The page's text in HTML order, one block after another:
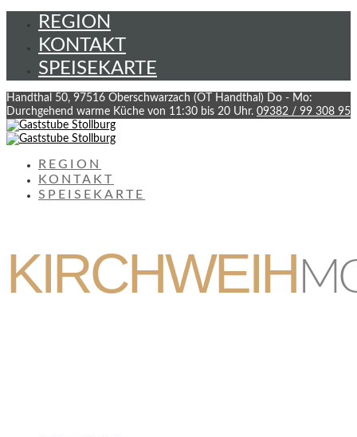
REGION
KONTAKT
SPEISEKARTE
Handthal 50, 97516 Oberschwarzach (OT Handthal) Do - Mo:
Durchgehend warme Küche von 11:30 bis 20 Uhr. 09382 / 99 308 95
REGION
KONTAKT
SPEISEKARTE
KIRCHWEIH